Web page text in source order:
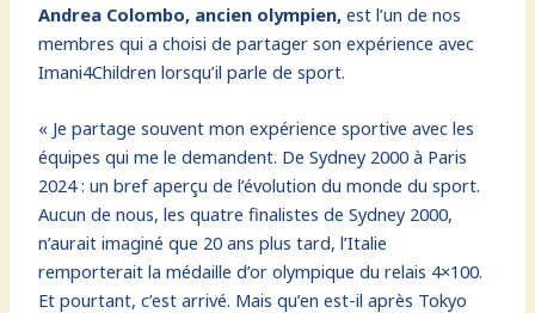
Andrea Colombo, ancien olympien, est l’un de nos
membres qui a choisi de partager son expérience avec
Imani4Children lorsqu’il parle de sport.
« Je partage souvent mon expérience sportive avec les
équipes qui me le demandent. De Sydney 2000 à Paris
2024 : un bref aperçu de l’évolution du monde du sport.
Aucun de nous, les quatre finalistes de Sydney 2000,
n’aurait imaginé que 20 ans plus tard, l’Italie
remporterait la médaille d’or olympique du relais 4×100.
Et pourtant, c’est arrivé. Mais qu’en est-il après Tokyo